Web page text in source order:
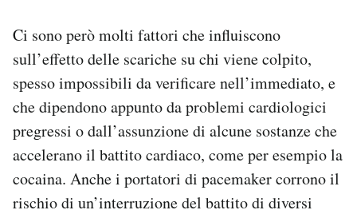
Ci sono però molti fattori che influiscono
sull’effetto delle scariche su chi viene colpito,
spesso impossibili da verificare nell’immediato, e
che dipendono appunto da problemi cardiologici
pregressi o dall’assunzione di alcune sostanze che
accelerano il battito cardiaco, come per esempio la
cocaina. Anche i portatori di pacemaker corrono il
rischio di un’interruzione del battito di diversi